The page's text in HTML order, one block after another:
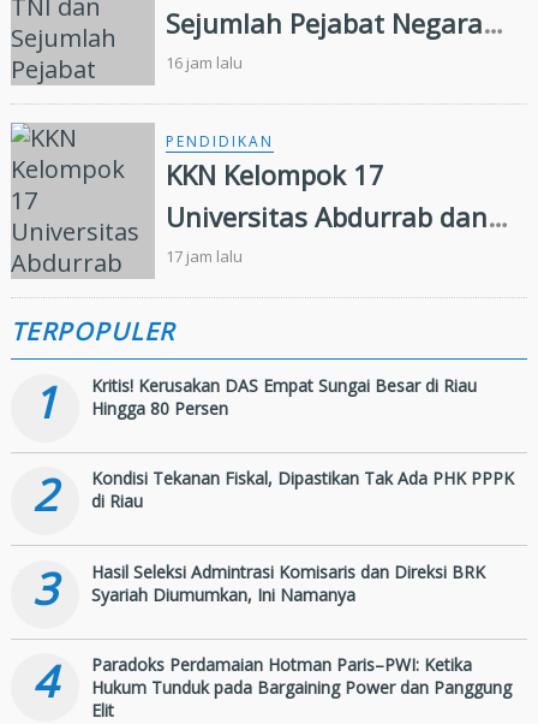
Sejumlah Pejabat Negara
Terima Warga Kehormatan
dan Brevet Korps Marinir
16 jam lalu
PENDIDIKAN
KKN Kelompok 17
Universitas Abdurrab dan
Karang Taruna Desa
Senama Nenek Siap
Sukseskan Perayaan HUT
ke-81
17 jam lalu
TERPOPULER
1
Kritis! Kerusakan DAS Empat Sungai Besar di Riau
Hingga 80 Persen
2
Kondisi Tekanan Fiskal, Dipastikan Tak Ada PHK PPPK
di Riau
3
Hasil Seleksi Admintrasi Komisaris dan Direksi BRK
Syariah Diumumkan, Ini Namanya
4
Paradoks Perdamaian Hotman Paris–PWI: Ketika
Hukum Tunduk pada Bargaining Power dan Panggung
Elit